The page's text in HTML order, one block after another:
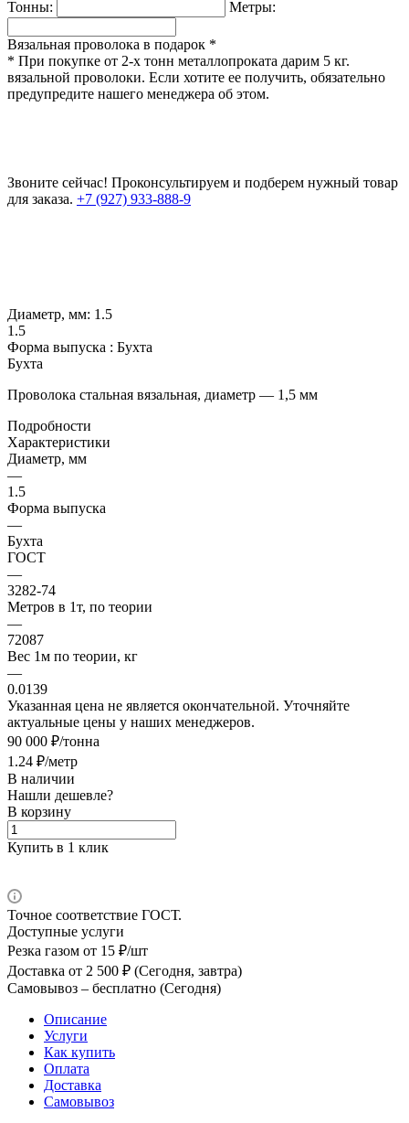
Тонны: Метры:
Вязальная проволока в подарок *
* При покупке от 2-х тонн металлопроката дарим 5 кг.
вязальной проволоки. Если хотите ее получить, обязательно
предупредите нашего менеджера об этом.
Звоните сейчас! Проконсультируем и подберем нужный товар
для заказа. +7 (927) 933-888-9
Диаметр, мм: 1.5
1.5
Форма выпуска : Бухта
Бухта
Проволока стальная вязальная, диаметр — 1,5 мм
Подробности
Характеристики
Диаметр, мм
—
1.5
Форма выпуска
—
Бухта
ГОСТ
—
3282-74
Метров в 1т, по теории
—
72087
Вес 1м по теории, кг
—
0.0139
Указанная цена не является окончательной. Уточняйте
актуальные цены у наших менеджеров.
90 000 ₽/тонна
1.24 ₽/метр
В наличии
Нашли дешевле?
В корзину
Купить в 1 клик
Точное соответствие ГОСТ.
Доступные услуги
Резка газом от 15 ₽/шт
Доставка от 2 500 ₽ (Сегодня, завтра)
Самовывоз – бесплатно (Сегодня)
Описание
Услуги
Как купить
Оплата
Доставка
Самовывоз